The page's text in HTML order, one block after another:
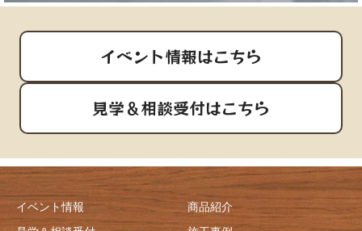
イベント情報はこちら
見学＆相談受付はこちら
イベント情報
商品紹介